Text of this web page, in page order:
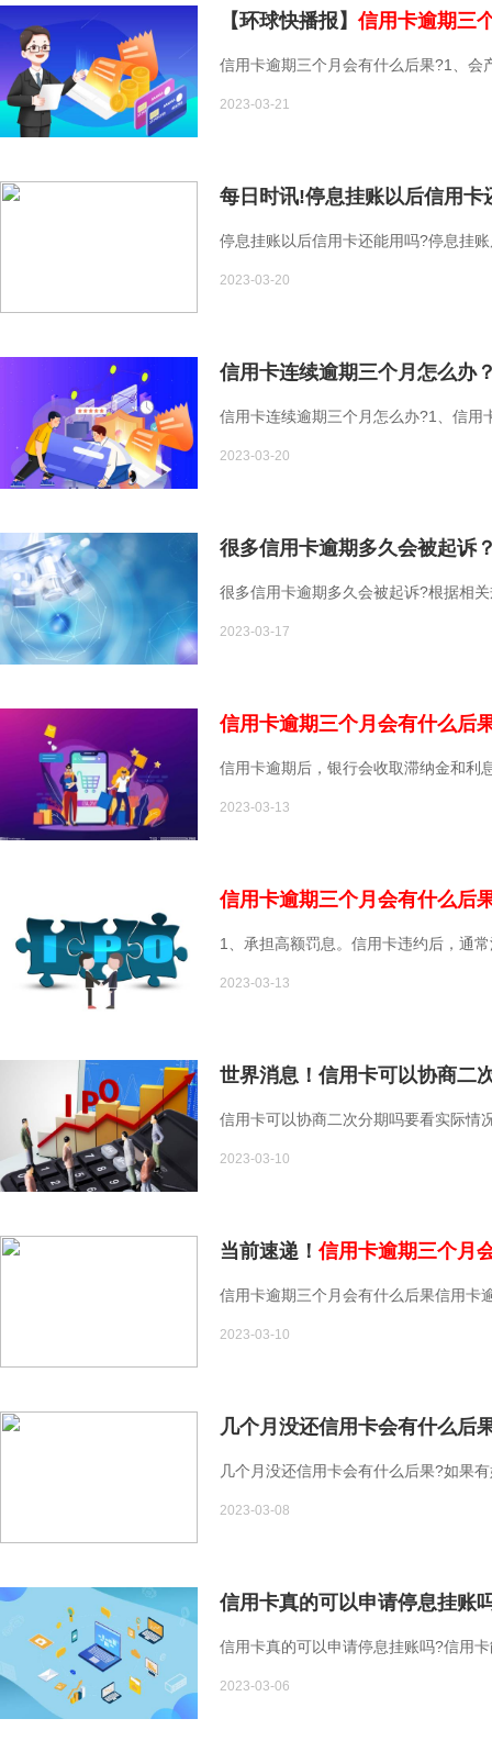
【环球快播报】 信用卡逾期三
信用卡逾期三个月会有什么后果?1、会
2023-03-21
每日时讯!停息挂账以后信用卡
停息挂账以后信用卡还能用吗?停息挂
2023-03-20
信用卡连续逾期三个月怎么办
信用卡连续逾期三个月怎么办?1、信用
2023-03-20
很多信用卡逾期多久会被起诉
很多信用卡逾期多久会被起诉?根据相
2023-03-17
信用卡逾期三个月会有什么后
信用卡逾期后，银行会收取滞纳金和利
2023-03-13
信用卡逾期三个月会有什么后
1、承担高额罚息。信用卡违约后，通
2023-03-13
世界消息！信用卡可以协商二
信用卡可以协商二次分期吗要看实际情
2023-03-10
当前速递！ 信用卡逾期三个月
信用卡逾期三个月会有什么后果信用卡
2023-03-10
几个月没还信用卡会有什么后
几个月没还信用卡会有什么后果?如果
2023-03-08
信用卡真的可以申请停息挂账
信用卡真的可以申请停息挂账吗?信用
2023-03-06